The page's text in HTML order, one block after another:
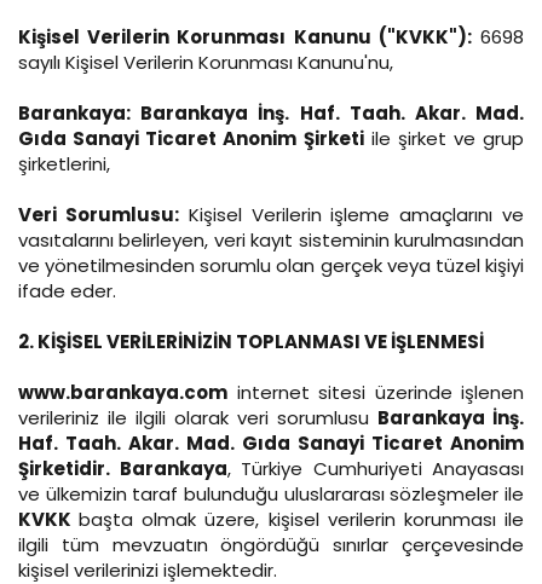
Kişisel Verilerin Korunması Kanunu ("KVKK"):6698
sayılı Kişisel Verilerin Korunması Kanunu'nu,
Barankaya: Barankaya İnş. Haf. Taah. Akar. Mad.
Gıda Sanayi Ticaret Anonim Şirketiile şirket ve grup
şirketlerini,
Veri Sorumlusu:Kişisel Verilerin işleme amaçlarını ve
vasıtalarını belirleyen, veri kayıt sisteminin kurulmasından
ve yönetilmesinden sorumlu olan gerçek veya tüzel kişiyi
ifade eder.
2. KİŞİSEL VERİLERİNİZİN TOPLANMASI VE İŞLENMESİ
www.barankaya.com internet sitesi üzerinde işlenen
verileriniz ile ilgili olarak veri sorumlusu Barankaya İnş.
Haf. Taah. Akar. Mad. Gıda Sanayi Ticaret Anonim
Şirketidir. Barankaya, Türkiye Cumhuriyeti Anayasası
ve ülkemizin taraf bulunduğu uluslararası sözleşmeler ile
KVKKbaşta olmak üzere, kişisel verilerin korunması ile
ilgili tüm mevzuatın öngördüğü sınırlar çerçevesinde
kişisel verilerinizi işlemektedir.